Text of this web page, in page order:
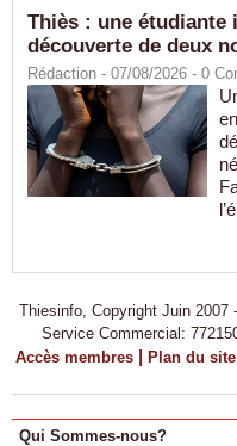
Thiès : une étudiante
découverte de deux
Rédaction - 07/08/2026 - 0
Thiesinfo, Copyright Juin 2007
Service Commercial:
Accès membres | Plan du site
Qui Sommes-nous?